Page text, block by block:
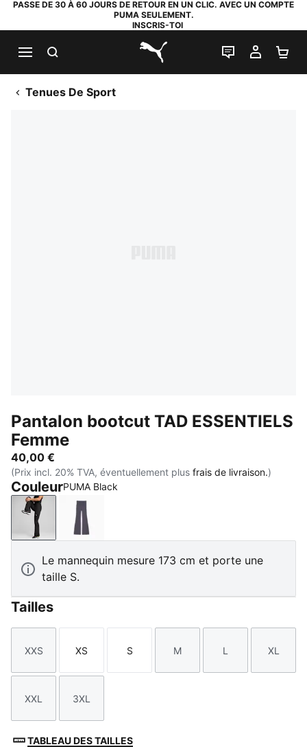
PASSE DE 30 À 60 JOURS DE RETOUR EN UN CLIC. AVEC UN COMPTE
PUMA SEULEMENT.
INSCRIS-TOI
PUMA.com
LIVE CHAT
MON
Tenues De Sport
Pantalon bootcut TAD ESSENTIELS
Femme
40,00 €
(Prix incl. 20% TVA, éventuellement plus frais de livraison.)
CouleurPUMA Black
PUMA BlackInky Depths
Le mannequin mesure 173 cm et porte une
taille S.
Tailles
Taille
XXS
Taille
XS
Taille
S
Taille
M
Taille
L
Taille
XL
Taille
XXL
Taille
3XL
TABLEAU DES TAILLES